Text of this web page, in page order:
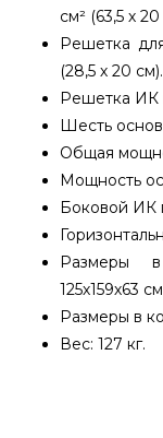
см² (63,5 х
Решетка
(28,5 х 20 см).
Решетка ИК
Шесть
Общая
Мощность
Боковой ИК
Размеры
125х159х63
Размеры в
Вес: 127 кг.